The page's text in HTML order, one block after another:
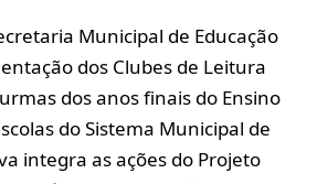
Municipal de Educação
dos Clubes de Leitura
dos anos finais do Ensino
do Sistema Municipal de
integra as ações do Projeto